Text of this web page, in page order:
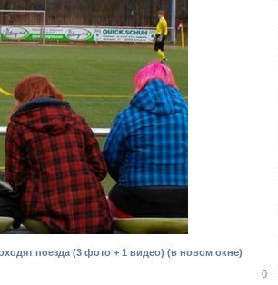
поезда (3 фото + 1 видео) (в новом окне)
0